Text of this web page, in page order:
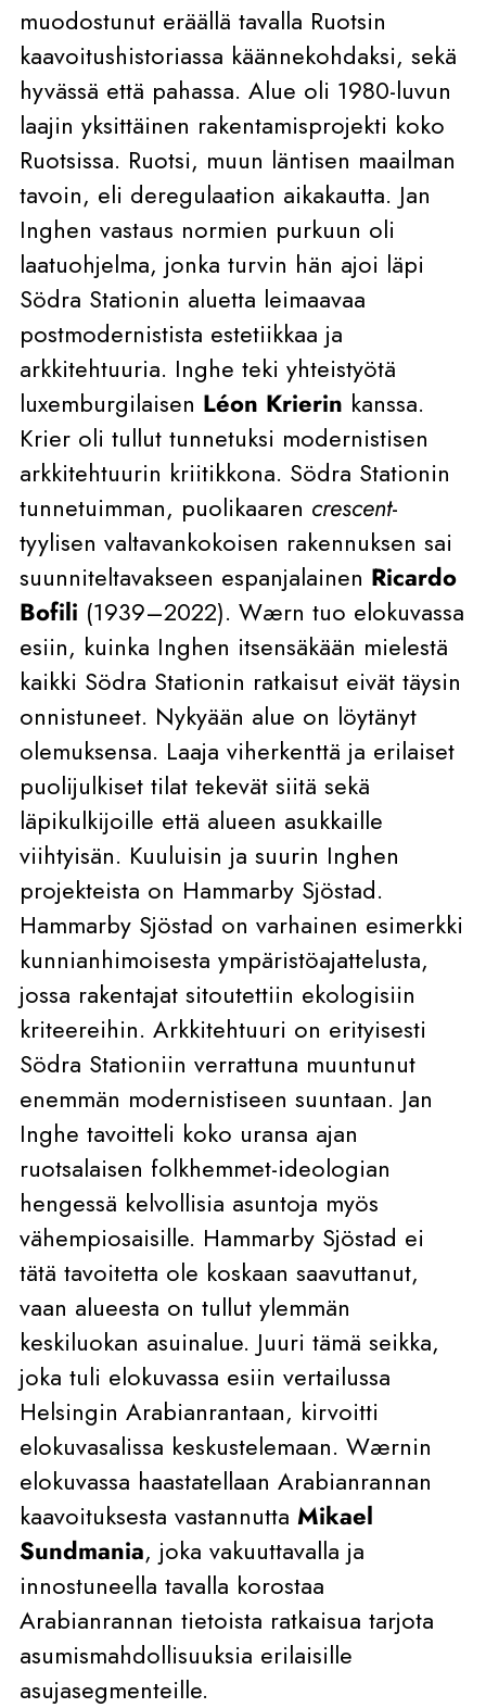
muodostunut eräällä tavalla Ruotsin
kaavoitushistoriassa käännekohdaksi, sekä
hyvässä että pahassa. Alue oli 1980-luvun
laajin yksittäinen rakentamisprojekti koko
Ruotsissa. Ruotsi, muun läntisen maailman
tavoin, eli deregulaation aikakautta. Jan
Inghen vastaus normien purkuun oli
laatuohjelma, jonka turvin hän ajoi läpi
Södra Stationin aluetta leimaavaa
postmodernistista estetiikkaa ja
arkkitehtuuria. Inghe teki yhteistyötä
luxemburgilaisen Léon Krierin kanssa.
Krier oli tullut tunnetuksi modernistisen
arkkitehtuurin kriitikkona. Södra Stationin
tunnetuimman, puolikaaren crescent-
tyylisen valtavankokoisen rakennuksen sai
suunniteltavakseen espanjalainen Ricardo
Bofili (1939–2022). Wærn tuo elokuvassa
esiin, kuinka Inghen itsensäkään mielestä
kaikki Södra Stationin ratkaisut eivät täysin
onnistuneet. Nykyään alue on löytänyt
olemuksensa. Laaja viherkenttä ja erilaiset
puolijulkiset tilat tekevät siitä sekä
läpikulkijoille että alueen asukkaille
viihtyisän. Kuuluisin ja suurin Inghen
projekteista on Hammarby Sjöstad.
Hammarby Sjöstad on varhainen esimerkki
kunnianhimoisesta ympäristöajattelusta,
jossa rakentajat sitoutettiin ekologisiin
kriteereihin. Arkkitehtuuri on erityisesti
Södra Stationiin verrattuna muuntunut
enemmän modernistiseen suuntaan. Jan
Inghe tavoitteli koko uransa ajan
ruotsalaisen folkhemmet-ideologian
hengessä kelvollisia asuntoja myös
vähempiosaisille. Hammarby Sjöstad ei
tätä tavoitetta ole koskaan saavuttanut,
vaan alueesta on tullut ylemmän
keskiluokan asuinalue. Juuri tämä seikka,
joka tuli elokuvassa esiin vertailussa
Helsingin Arabianrantaan, kirvoitti
elokuvasalissa keskustelemaan. Wærnin
elokuvassa haastatellaan Arabianrannan
kaavoituksesta vastannutta Mikael
Sundmania, joka vakuuttavalla ja
innostuneella tavalla korostaa
Arabianrannan tietoista ratkaisua tarjota
asumismahdollisuuksia erilaisille
asujasegmenteille.